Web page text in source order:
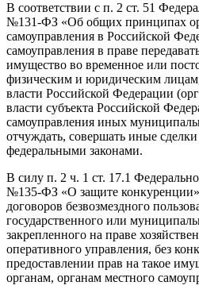
В соответствии с п. 2 ст. 51
№131-ФЗ «Об общих принципах
самоуправления в Российской
самоуправления в праве
имущество во временное или
физическим и юридическим
власти Российской Федерации
власти субъекта Российской
самоуправления иных
отчуждать, совершать иные сделки
федеральными законами.
В силу п. 2 ч. 1 ст. 17.1
№135-ФЗ «О защите конкуренции»
договоров безвозмездного
государственного или
закрепленного на праве
оперативного управления, без
предоставлении прав на такое
органам, органам местного